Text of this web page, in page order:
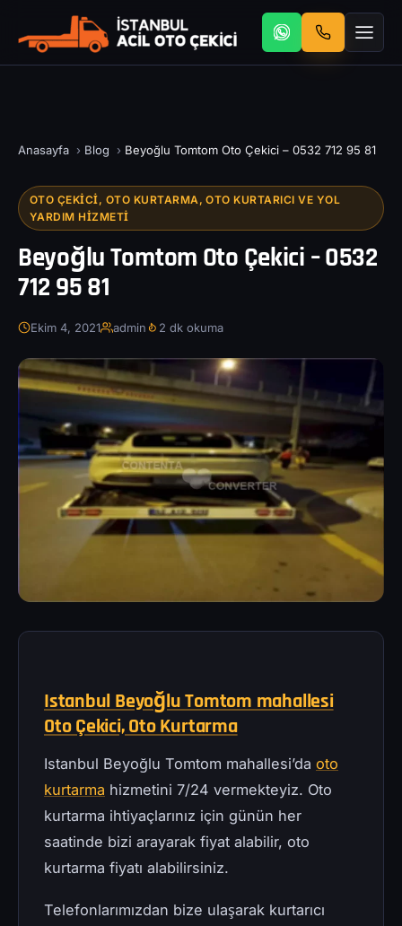
Anasayfa › Blog › Beyoğlu Tomtom Oto Çekici – 0532 712 95 81
OTO ÇEKICI, OTO KURTARMA, OTO KURTARICI VE YOL
YARDIM HIZMETI
Beyoğlu Tomtom Oto Çekici – 0532
712 95 81
Ekim 4, 2021 admin 2 dk okuma
Istanbul Beyoğlu Tomtom mahallesi
Oto Çekici, Oto Kurtarma
Istanbul Beyoğlu Tomtom mahallesi’da oto
kurtarma hizmetini 7/24 vermekteyiz. Oto
kurtarma ihtiyaçlarınız için günün her
saatinde bizi arayarak fiyat alabilir, oto
kurtarma fiyatı alabilirsiniz.
Telefonlarımızdan bize ulaşarak kurtarıcı